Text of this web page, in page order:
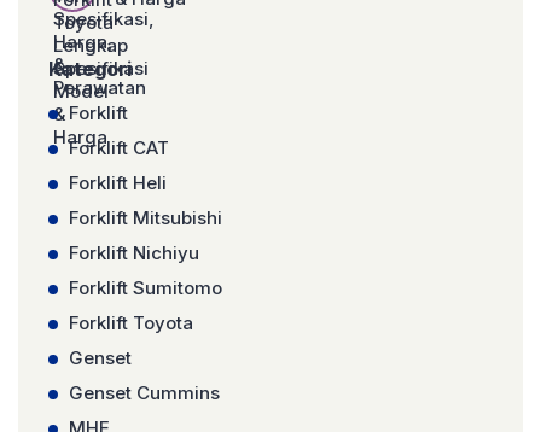
Kategori
Forklift
Forklift CAT
Forklift Heli
Forklift Mitsubishi
Forklift Nichiyu
Forklift Sumitomo
Forklift Toyota
Genset
Genset Cummins